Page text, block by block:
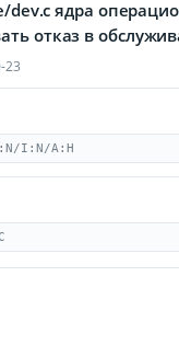
ядра
отказ в
23
I:N/A:H